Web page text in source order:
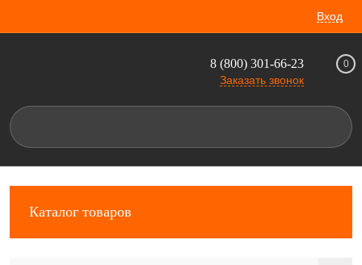
Вход
8 (800) 301-66-23
Заказать звонок
0
Каталог товаров